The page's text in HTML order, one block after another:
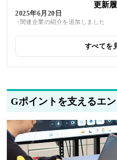
更新
2025年6月20日
関連企業の紹介を追加しました
筆者情報を更新しました
すべてを
Gポイントを支えるエ